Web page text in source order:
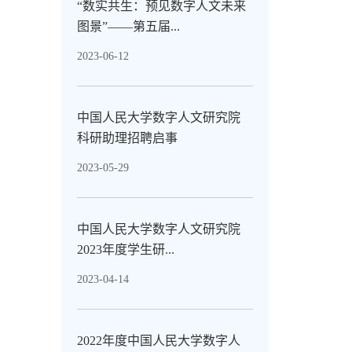
“数实共生：预见数字人文未来
图景”——第五届...
2023-06-12
中国人民大学数字人文研究院
科研助理招聘启事
2023-05-29
中国人民大学数字人文研究院
2023年度学生研...
2023-04-14
2022年度中国人民大学数字人